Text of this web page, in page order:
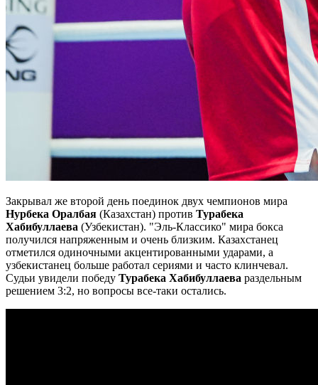
Закрывал же второй день поединок двух чемпионов мира
Нурбека Оралбая (Казахстан) против Турабека
Хабибуллаева (Узбекистан). "Эль-Классико" мира бокса
получился напряженным и очень близким. Казахстанец
отметился одиночными акцентированными ударами, а
узбекистанец больше работал сериями и часто клинчевал.
Судьи увидели победу Турабека Хабибуллаева раздельным
решением 3:2, но вопросы все-таки остались.